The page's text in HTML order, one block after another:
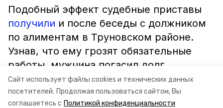
Сайт использует файлы cookies и технических данных
посетителей. Продолжая пользоваться сайтом, Вы
соглашаетесь с Политикой конфиденциальности
Подобный эффект судебные приставы
получили и после беседы с должником
по алиментам в Труновском районе.
Узнав, что ему грозят обязательные
работы, мужчина погасил долг.
Фото: пресс-служба УФССП по СК